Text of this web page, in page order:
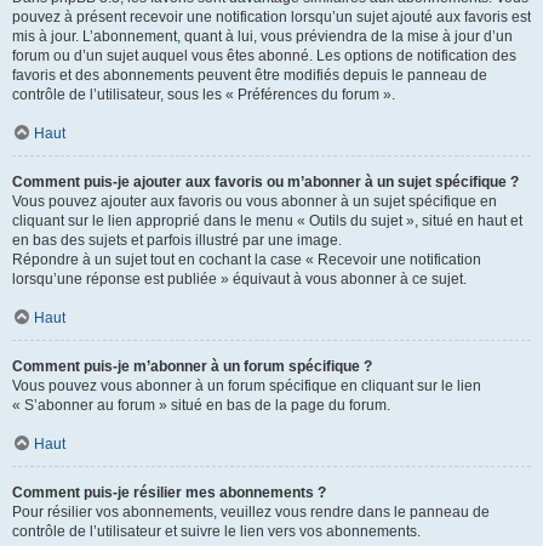
pouvez à présent recevoir une notification lorsqu’un sujet ajouté aux favoris est
mis à jour. L’abonnement, quant à lui, vous préviendra de la mise à jour d’un
forum ou d’un sujet auquel vous êtes abonné. Les options de notification des
favoris et des abonnements peuvent être modifiés depuis le panneau de
contrôle de l’utilisateur, sous les « Préférences du forum ».
Haut
Comment puis-je ajouter aux favoris ou m’abonner à un sujet spécifique ?
Vous pouvez ajouter aux favoris ou vous abonner à un sujet spécifique en
cliquant sur le lien approprié dans le menu « Outils du sujet », situé en haut et
en bas des sujets et parfois illustré par une image.
Répondre à un sujet tout en cochant la case « Recevoir une notification
lorsqu’une réponse est publiée » équivaut à vous abonner à ce sujet.
Haut
Comment puis-je m’abonner à un forum spécifique ?
Vous pouvez vous abonner à un forum spécifique en cliquant sur le lien
« S’abonner au forum » situé en bas de la page du forum.
Haut
Comment puis-je résilier mes abonnements ?
Pour résilier vos abonnements, veuillez vous rendre dans le panneau de
contrôle de l’utilisateur et suivre le lien vers vos abonnements.